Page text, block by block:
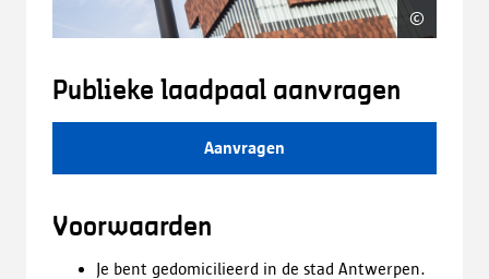
©
Publieke laadpaal aanvragen
Aanvragen
Voorwaarden
Je bent gedomicilieerd in de stad Antwerpen.